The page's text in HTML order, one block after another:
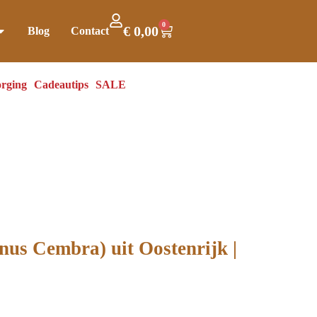
Blog Contact €0,00 0
Cadeautips SALE
Cembra) uit Oostenrijk |